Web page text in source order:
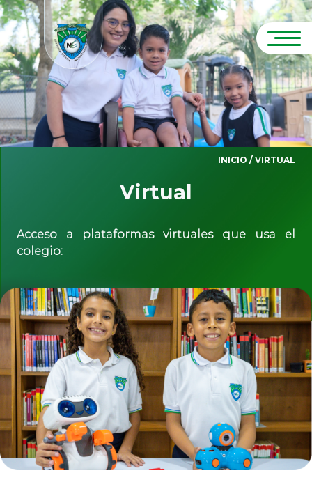
INICIO / VIRTUAL
Virtual
Acceso a plataformas virtuales que usa el
colegio: